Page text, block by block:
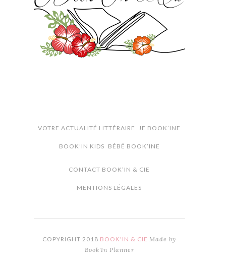
VOTRE ACTUALITÉ LITTÉRAIRE JE BOOK’INE
BOOK’IN KIDS BÉBÉ BOOK’INE
CONTACT BOOK’IN & CIE
MENTIONS LÉGALES
COPYRIGHT 2018 BOOK'IN & CIE Made by
Book'In Planner